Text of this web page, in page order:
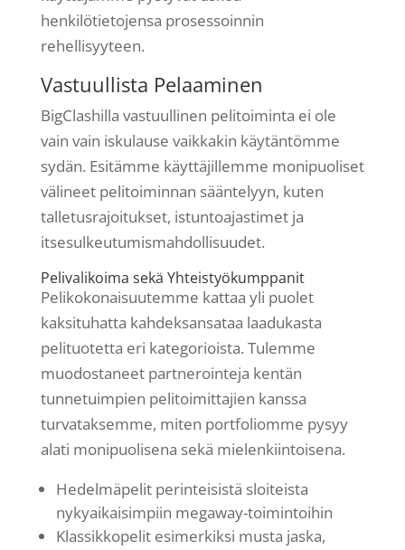
henkilötietojensa prosessoinnin
rehellisyyteen.
Vastuullista Pelaaminen
BigClashilla vastuullinen pelitoiminta ei ole
vain vain iskulause vaikkakin käytäntömme
sydän. Esitämme käyttäjillemme monipuoliset
välineet pelitoiminnan sääntelyyn, kuten
talletusrajoitukset, istuntoajastimet ja
itsesulkeutumismahdollisuudet.
Pelivalikoima sekä Yhteistyökumppanit
Pelikokonaisuutemme kattaa yli puolet
kaksituhatta kahdeksansataa laadukasta
pelituotetta eri kategorioista. Tulemme
muodostaneet partnerointeja kentän
tunnetuimpien pelitoimittajien kanssa
turvataksemme, miten portfoliomme pysyy
alati monipuolisena sekä mielenkiintoisena.
Hedelmäpelit perinteisistä sloiteista
nykyaikaisimpiin megaway-toimintoihin
Klassikkopelit esimerkiksi musta jaska,